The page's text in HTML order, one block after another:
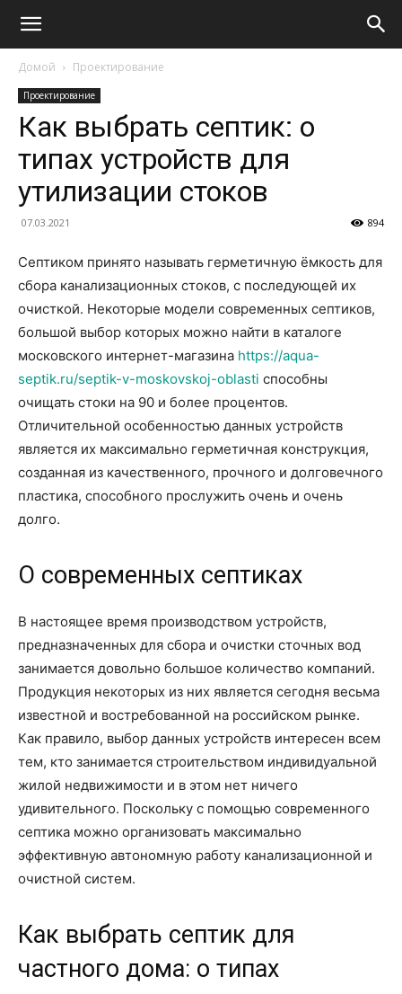
Домой Проектирование
Проектирование
Как выбрать септик: о
типах устройств для
утилизации стоков
07.03.2021 894
Септиком принято называть герметичную ёмкость для
сбора канализационных стоков, с последующей их
очисткой. Некоторые модели современных септиков,
большой выбор которых можно найти в каталоге
московского интернет-магазина https://aqua-
septik.ru/septik-v-moskovskoj-oblasti способны
очищать стоки на 90 и более процентов.
Отличительной особенностью данных устройств
является их максимально герметичная конструкция,
созданная из качественного, прочного и долговечного
пластика, способного прослужить очень и очень
долго.
О современных септиках
В настоящее время производством устройств,
предназначенных для сбора и очистки сточных вод
занимается довольно большое количество компаний.
Продукция некоторых из них является сегодня весьма
известной и востребованной на российском рынке.
Как правило, выбор данных устройств интересен всем
тем, кто занимается строительством индивидуальной
жилой недвижимости и в этом нет ничего
удивительного. Поскольку с помощью современного
септика можно организовать максимально
эффективную автономную работу канализационной и
очистной систем.
Как выбрать септик для
частного дома: о типах